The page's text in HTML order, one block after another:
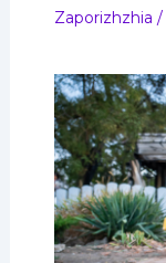
Zaporizhzhia /